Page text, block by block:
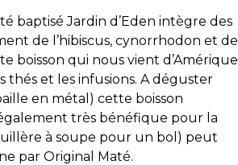
baptisé Jardin d’Eden intègre des
de l’hibiscus, cynorrhodon et de
boisson qui nous vient d’Amérique
thés et les infusions. A déguster
en métal) cette boisson
très bénéfique pour la
à soupe pour un bol) peut
par Original Maté.